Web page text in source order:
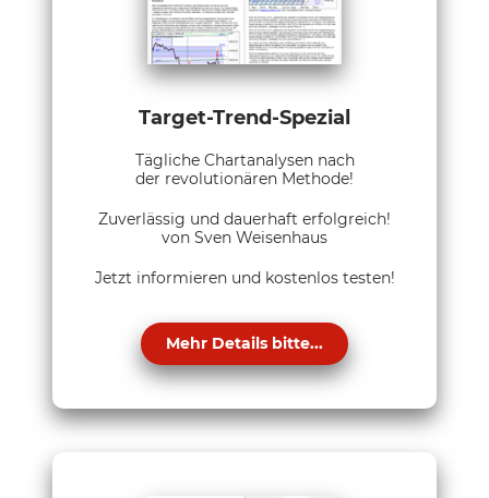
Target-Trend-Spezial
Tägliche Chartanalysen nach
der revolutionären Methode!
Zuverlässig und dauerhaft erfolgreich!
von Sven Weisenhaus
Jetzt informieren und kostenlos testen!
Mehr Details bitte...